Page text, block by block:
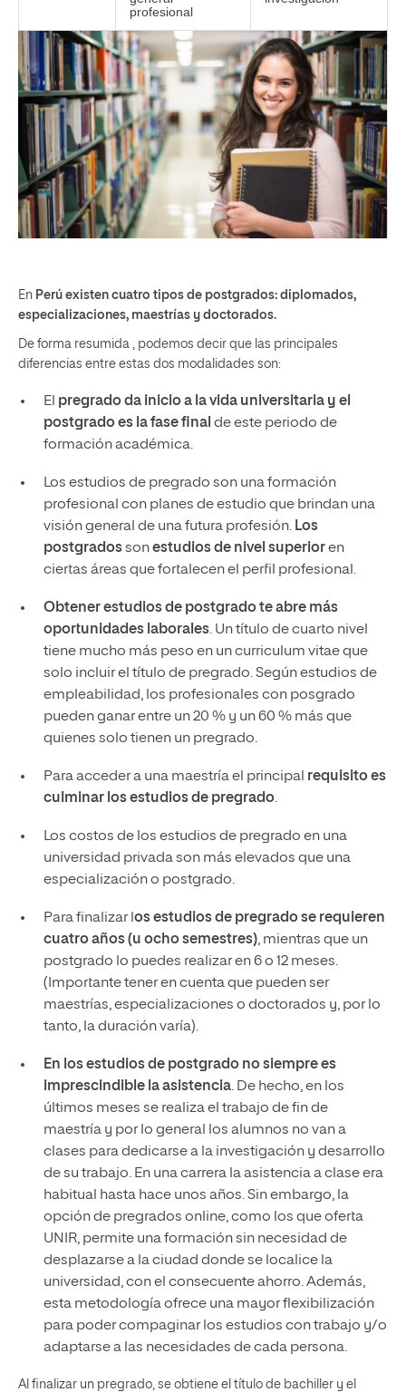
profesional
En Perú existen cuatro tipos de postgrados: diplomados,
especializaciones, maestrías y doctorados.
De forma resumida , podemos decir que las principales
diferencias entre estas dos modalidades son:
El pregrado da inicio a la vida universitaria y el
postgrado es la fase final de este periodo de
formación académica.
Los estudios de pregrado son una formación
profesional con planes de estudio que brindan una
visión general de una futura profesión. Los
postgradossonestudios de nivel superioren
ciertas áreas que fortalecen el perfil profesional.
Obtener estudios de postgrado te abre más
oportunidades laborales. Un título de cuarto nivel
tiene mucho más peso en un curriculum vitae que
solo incluir el título de pregrado. Según estudios de
empleabilidad, los profesionales con posgrado
pueden ganar entre un 20 % y un 60 % más que
quienes solo tienen un pregrado.
Para acceder a una maestría el principal requisito es
culminar los estudios de pregrado.
Los costos de los estudios de pregrado en una
universidad privada son más elevados que una
especialización o postgrado.
Para finalizar l os estudios de pregrado se requieren
cuatro años (u ocho semestres), mientras que un
postgrado lo puedes realizar en 6 o 12 meses.
(Importante tener en cuenta que pueden ser
maestrías, especializaciones o doctorados y, por lo
tanto, la duración varía).
En los estudios de postgrado no siempre es
imprescindible la asistencia. De hecho, en los
últimos meses se realiza el trabajo de fin de
maestría y por lo general los alumnos no van a
clases para dedicarse a la investigación y desarrollo
de su trabajo. En una carrera la asistencia a clase era
habitual hasta hace unos años. Sin embargo, la
opción de pregrados online, como los que oferta
UNIR, permite una formación sin necesidad de
desplazarse a la ciudad donde se localice la
universidad, con el consecuente ahorro. Además,
esta metodología ofrece una mayor flexibilización
para poder compaginar los estudios con trabajo y/o
adaptarse a las necesidades de cada persona.
Al finalizar un pregrado, se obtiene el título de bachiller y el